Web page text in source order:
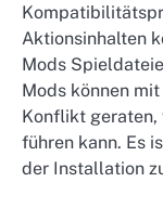
Aktionsinhalten
Mods
Mods können
Konflikt geraten,
führen kann. Es
der Installation